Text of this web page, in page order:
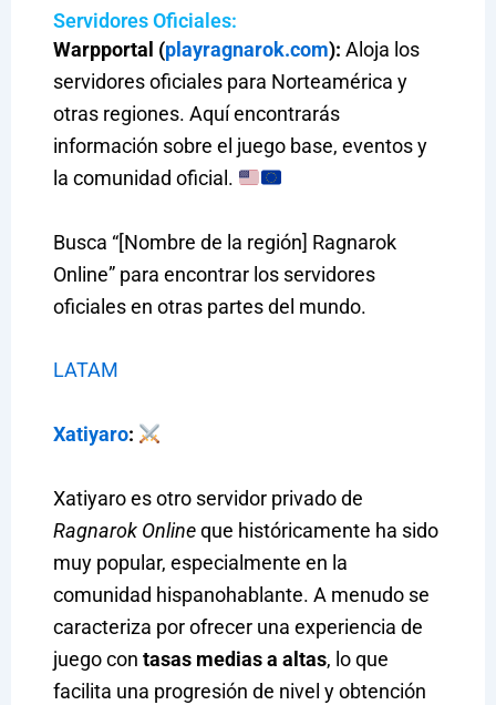
Servidores Oficiales:
Warpportal (playragnarok.com): Aloja los
servidores oficiales para Norteamérica y
otras regiones. Aquí encontrarás
información sobre el juego base, eventos y
la comunidad oficial.
Busca “[Nombre de la región] Ragnarok
Online” para encontrar los servidores
oficiales en otras partes del mundo.
LATAM
Xatiyaro:
Xatiyaro es otro servidor privado de
Ragnarok Onlineque históricamente ha sido
muy popular, especialmente en la
comunidad hispanohablante. A menudo se
caracteriza por ofrecer una experiencia de
juego con tasas medias a altas, lo que
facilita una progresión de nivel y obtención